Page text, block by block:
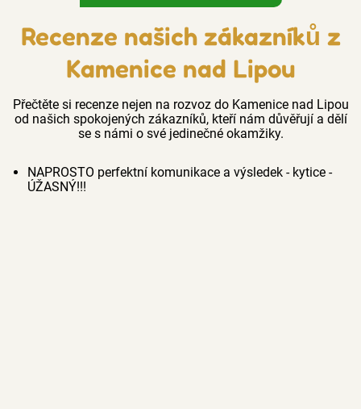
Recenze našich zákazníků z
Kamenice nad Lipou
Přečtěte si recenze nejen na rozvoz do Kamenice nad Lipou
od našich spokojených zákazníků, kteří nám důvěřují a dělí
se s námi o své jedinečné okamžiky.
NAPROSTO perfektní komunikace a výsledek - kytice -
ÚŽASNÝ!!!